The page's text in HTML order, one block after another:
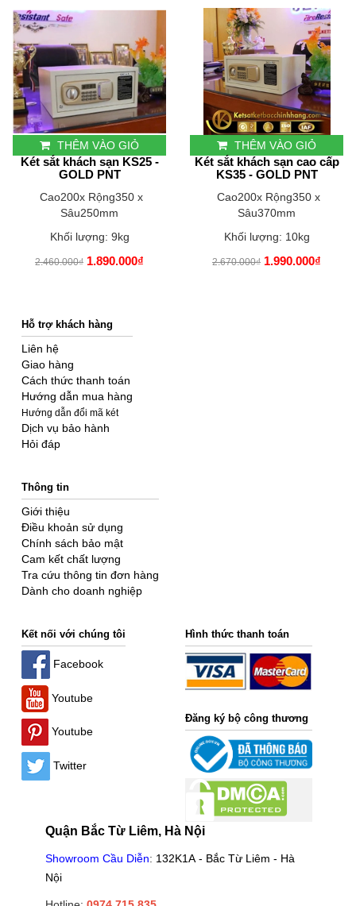
THÊM VÀO GIỎ
Két sắt khách sạn KS25 -
GOLD PNT
Cao200x Rộng350 x
Sâu250mm
Khối lượng: 9kg
2.460.000₫ 1.890.000₫
THÊM VÀO GIỎ
Két sắt khách sạn cao cấp
KS35 - GOLD PNT
Cao200x Rộng350 x
Sâu370mm
Khối lượng: 10kg
2.670.000₫ 1.990.000₫
Hỗ trợ khách hàng
Liên hệ
Giao hàng
Cách thức thanh toán
Hướng dẫn mua hàng
Hướng dẫn đổi mã két
Dịch vụ bảo hành
Hỏi đáp
Thông tin
Giới thiệu
Điều khoản sử dụng
Chính sách bảo mật
Cam kết chất lượng
Tra cứu thông tin đơn hàng
Dành cho doanh nghiệp
Kết nối với chúng tôi
Facebook
Youtube
Youtube
Twitter
Hình thức thanh toán
Đăng ký bộ công thương
Quận Bắc Từ Liêm, Hà Nội
Showroom Cầu Diễn: 132K1A - Bắc Từ Liêm - Hà
Nội